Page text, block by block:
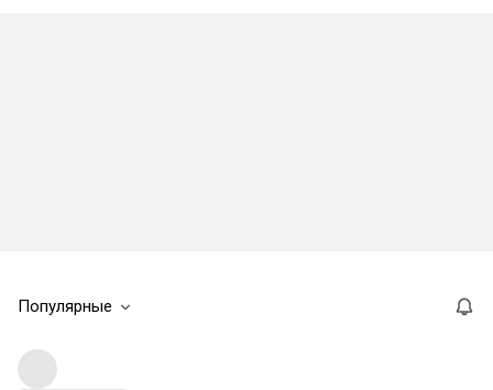
Популярные